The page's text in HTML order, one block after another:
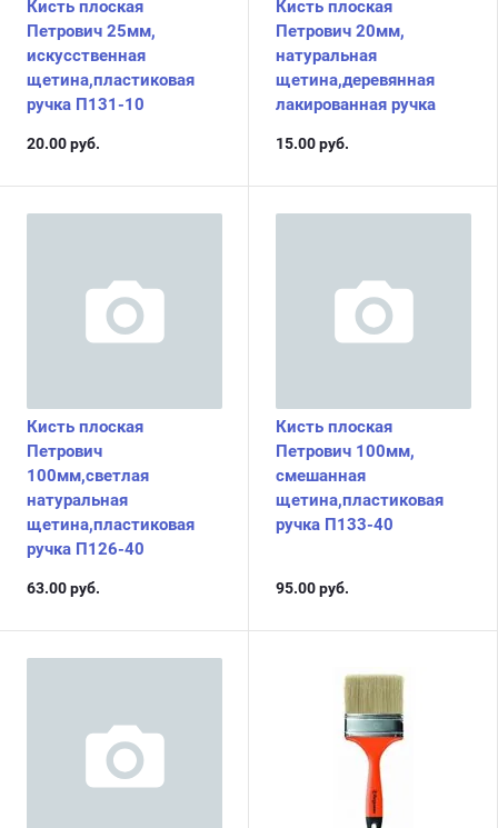
Кисть плоская
Петрович 25мм,
искусственная
щетина,пластиковая
ручка П131-10
20.00руб.
Кисть плоская
Петрович 20мм,
натуральная
щетина,деревянная
лакированная ручка
15.00руб.
Кисть плоская
Петрович
100мм,светлая
натуральная
щетина,пластиковая
ручка П126-40
63.00руб.
Кисть плоская
Петрович 100мм,
смешанная
щетина,пластиковая
ручка П133-40
95.00руб.